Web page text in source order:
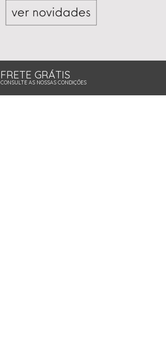
FRETE GRÁTIS
CONSULTE AS NOSSAS CONDIÇÕES